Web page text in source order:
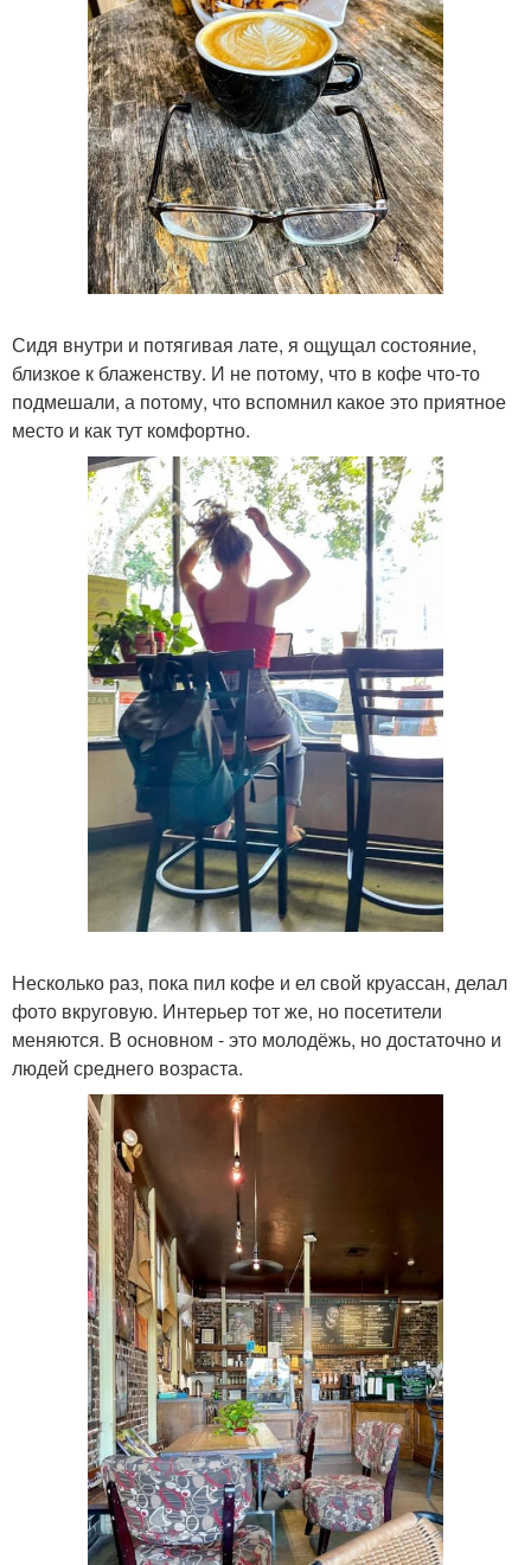
Сидя внутри и потягивая лате, я ощущал состояние,
близкое к блаженству. И не потому, что в кофе что-то
подмешали, а потому, что вспомнил какое это приятное
место и как тут комфортно.
Несколько раз, пока пил кофе и ел свой круассан, делал
фото вкруговую. Интерьер тот же, но посетители
меняются. В основном - это молодёжь, но достаточно и
людей среднего возраста.